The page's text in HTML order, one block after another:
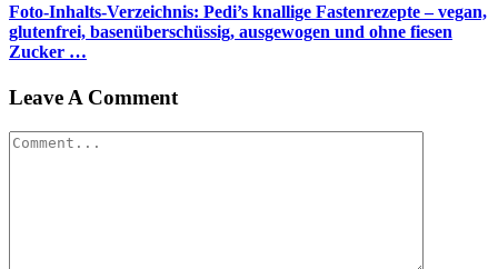
Foto-Inhalts-Verzeichnis: Pedi’s knallige Fastenrezepte – vegan,
glutenfrei, basenüberschüssig, ausgewogen und ohne fiesen
Zucker …
Leave A Comment
Comment